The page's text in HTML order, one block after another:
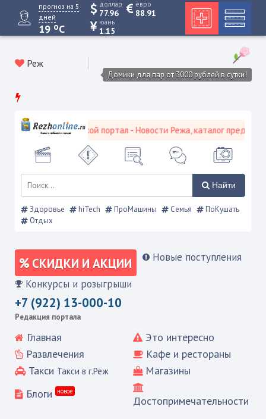
прогноз на 5
дней
19 oC
доллар
77.96
евро
88.91
юань
1.15
Реж
Домики для пар от 3000 рублей в сутки!
Режевской городской портал - Новости Режа, каталог
Найти
Здоровье hiTech ПроМашины Семья
ПоКушать
Отдых
СКИДКИ И АКЦИИ Новые поступления
Конкурсы и розыгрыши
+7 (922) 13-000-10
Редакция портала
Главная
Это интересно
Развлечения
Кафе и рестораны
Такси Такси в г.Реж
Магазины
Блоги
новое
Достопримечательности